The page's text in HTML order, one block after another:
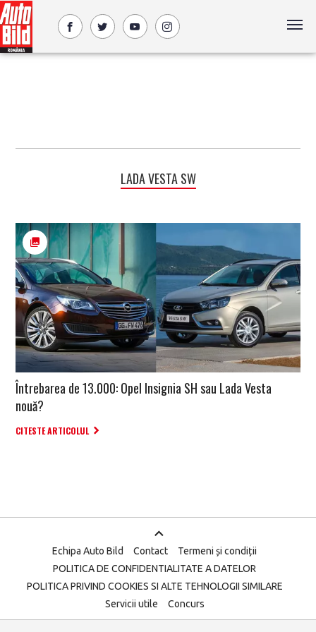
LADA VESTA SW
Întrebarea de 13.000: Opel Insignia SH sau Lada Vesta
nouă?
CITESTE ARTICOLUL
Echipa Auto Bild Contact
Termeni și condiții
POLITICA DE CONFIDENTIALITATE A DATELOR
POLITICA PRIVIND COOKIES SI ALTE TEHNOLOGII SIMILARE
Servicii utile
Concurs